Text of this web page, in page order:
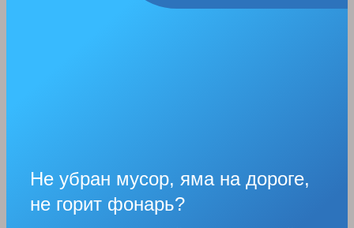
Не убран мусор, яма на дороге,
не горит фонарь?